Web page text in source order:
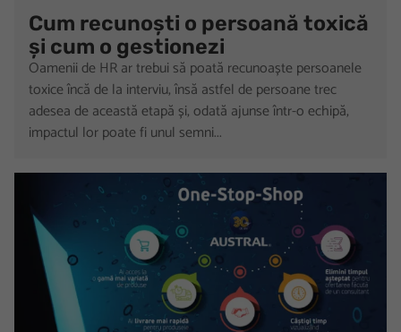
Cum recunoști o persoană toxică
și cum o gestionezi
Oamenii de HR ar trebui să poată recunoaște persoanele
toxice încă de la interviu, însă astfel de persoane trec
adesea de această etapă și, odată ajunse într-o echipă,
impactul lor poate fi unul semni...